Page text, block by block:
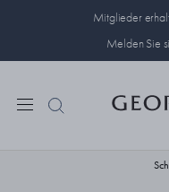
Mitglieder
Melden Sie